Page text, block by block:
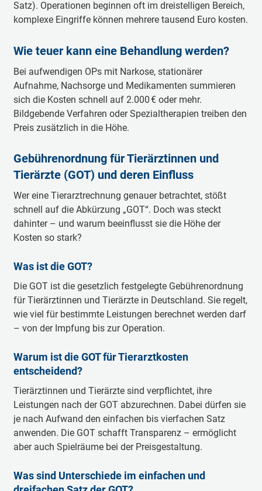
Satz). Operationen beginnen oft im dreistelligen Bereich,
komplexe Eingriffe können mehrere tausend Euro kosten.
Wie teuer kann eine Behandlung werden?
Bei aufwendigen OPs mit Narkose, stationärer
Aufnahme, Nachsorge und Medikamenten summieren
sich die Kosten schnell auf 2.000 € oder mehr.
Bildgebende Verfahren oder Spezialtherapien treiben den
Preis zusätzlich in die Höhe.
Gebührenordnung für Tierärztinnen und
Tierärzte (GOT) und deren Einfluss
Wer eine Tierarztrechnung genauer betrachtet, stößt
schnell auf die Abkürzung „GOT“. Doch was steckt
dahinter – und warum beeinflusst sie die Höhe der
Kosten so stark?
Was ist die GOT?
Die GOT ist die gesetzlich festgelegte Gebührenordnung
für Tierärztinnen und Tierärzte in Deutschland. Sie regelt,
wie viel für bestimmte Leistungen berechnet werden darf
– von der Impfung bis zur Operation.
Warum ist die GOT für Tierarztkosten
entscheidend?
Tierärztinnen und Tierärzte sind verpflichtet, ihre
Leistungen nach der GOT abzurechnen. Dabei dürfen sie
je nach Aufwand den einfachen bis vierfachen Satz
anwenden. Die GOT schafft Transparenz – ermöglicht
aber auch Spielräume bei der Preisgestaltung.
Was sind Unterschiede im einfachen und